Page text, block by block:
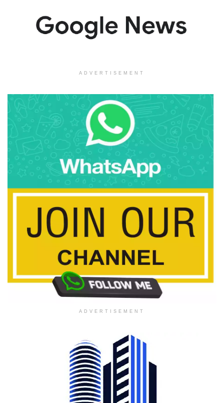
ADVERTISEMENT
ADVERTISEMENT